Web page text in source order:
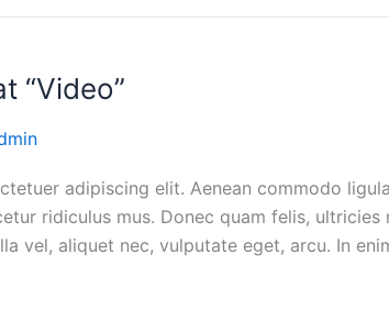
“Video”
adipiscing elit. Aenean commodo
ridiculus mus. Donec quam felis,
vel, aliquet nec, vulputate eget, arcu. In